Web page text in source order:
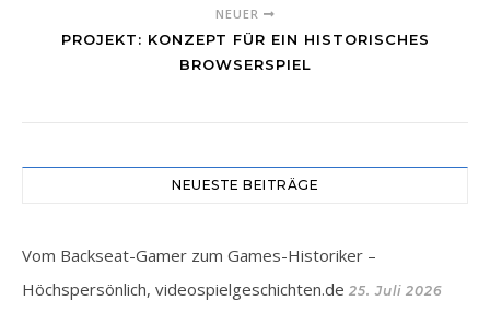
NEUER
PROJEKT: KONZEPT FÜR EIN HISTORISCHES
BROWSERSPIEL
NEUESTE BEITRÄGE
Vom Backseat-Gamer zum Games-Historiker –
Höchspersönlich, videospielgeschichten.de 25. Juli 2026